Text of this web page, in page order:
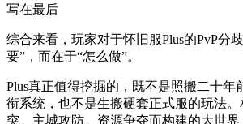
写在最后
综合来看，玩家对于怀旧服Plus的PvP分
要”，而在于“怎么做”。
Plus真正值得挖掘的，既不是照搬二十年
衔系统，也不是生搬硬套正式服的玩法
突、主城攻防、资源争夺而构建的大世界